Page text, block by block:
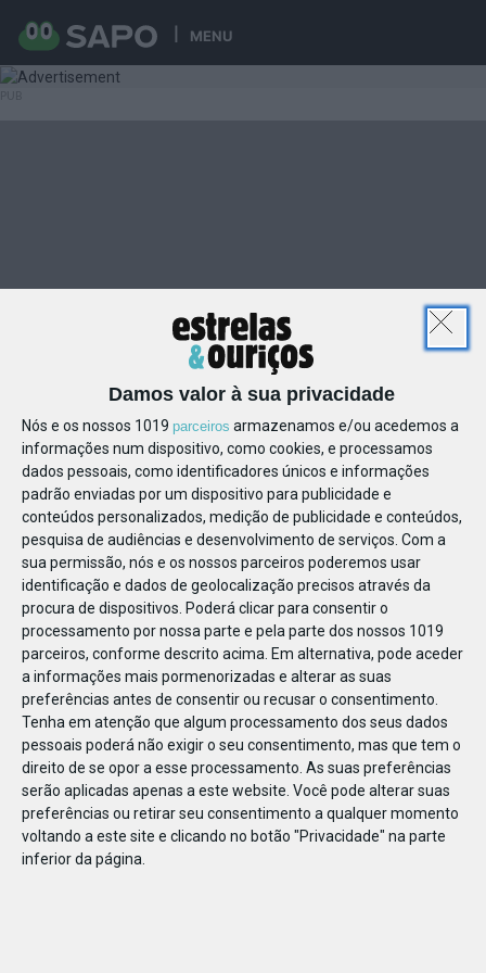
MENU
Damos valor à sua privacidade
Nós e os nossos 1019 parceiros armazenamos e/ou acedemos a
informações num dispositivo, como cookies, e processamos
dados pessoais, como identificadores únicos e informações
padrão enviadas por um dispositivo para publicidade e
conteúdos personalizados, medição de publicidade e conteúdos,
pesquisa de audiências e desenvolvimento de serviços. Com a
sua permissão, nós e os nossos parceiros poderemos usar
identificação e dados de geolocalização precisos através da
procura de dispositivos. Poderá clicar para consentir o
processamento por nossa parte e pela parte dos nossos 1019
parceiros, conforme descrito acima. Em alternativa, pode aceder
a informações mais pormenorizadas e alterar as suas
preferências antes de consentir ou recusar o consentimento.
Tenha em atenção que algum processamento dos seus dados
pessoais poderá não exigir o seu consentimento, mas que tem o
direito de se opor a esse processamento. As suas preferências
serão aplicadas apenas a este website. Você pode alterar suas
preferências ou retirar seu consentimento a qualquer momento
voltando a este site e clicando no botão "Privacidade" na parte
inferior da página.
122598485096317